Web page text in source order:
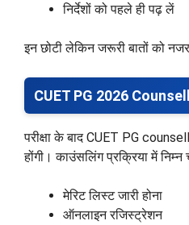
निर्देशों को पहले ही पढ़ लें
इन छोटी लेकिन जरूरी बातों को
CUET PG 2026
परीक्षा के बाद CUET PG
होंगी। काउंसलिंग प्रक्रिया में निम्न
मेरिट लिस्ट जारी होना
ऑनलाइन रजिस्ट्रेशन